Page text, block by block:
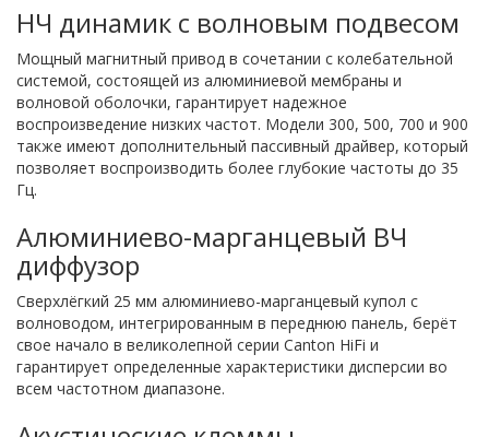
НЧ динамик с волновым подвесом
Мощный магнитный привод в сочетании с колебательной
системой, состоящей из алюминиевой мембраны и
волновой оболочки, гарантирует надежное
воспроизведение низких частот. Модели 300, 500, 700 и 900
также имеют дополнительный пассивный драйвер, который
позволяет воспроизводить более глубокие частоты до 35
Гц.
Алюминиево-марганцевый ВЧ
диффузор
Сверхлёгкий 25 мм алюминиево-марганцевый купол с
волноводом, интегрированным в переднюю панель, берёт
свое начало в великолепной серии Canton HiFi и
гарантирует определенные характеристики дисперсии во
всем частотном диапазоне.